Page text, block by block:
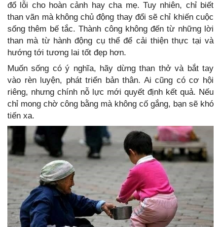
đổ lỗi cho hoàn cảnh hay cha mẹ. Tuy nhiên, chỉ biết
than vãn mà không chủ động thay đổi sẽ chỉ khiến cuộc
sống thêm bế tắc. Thành công không đến từ những lời
than mà từ hành động cụ thể để cải thiện thực tại và
hướng tới tương lai tốt đẹp hơn.
Muốn sống có ý nghĩa, hãy dừng than thở và bắt tay
vào rèn luyện, phát triển bản thân. Ai cũng có cơ hội
riêng, nhưng chính nỗ lực mới quyết định kết quả. Nếu
chỉ mong chờ công bằng mà không cố gắng, bạn sẽ khó
tiến xa.